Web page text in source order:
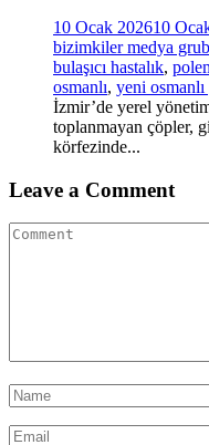
10 Ocak 202610
bizimkiler medya
bulaşıcı hastalık,
osmanlı, yeni osmanlı
İzmir’de yerel
toplanmayan çöpler,
körfezinde...
Leave a Comment